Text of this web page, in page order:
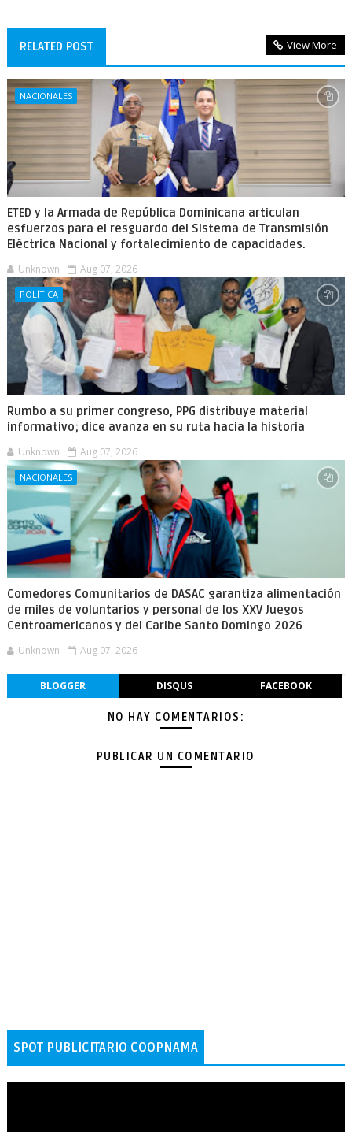
RELATED POST View More
NACIONALES
ETED y la Armada de República Dominicana articulan
esfuerzos para el resguardo del Sistema de Transmisión
Eléctrica Nacional y fortalecimiento de capacidades.
Unknown Aug 07, 2026
POLÍTICA
Rumbo a su primer congreso, PPG distribuye material
informativo; dice avanza en su ruta hacia la historia
Unknown Aug 07, 2026
NACIONALES
Comedores Comunitarios de DASAC garantiza alimentación
de miles de voluntarios y personal de los XXV Juegos
Centroamericanos y del Caribe Santo Domingo 2026
Unknown Aug 07, 2026
BLOGGER DISQUS FACEBOOK
NO HAY COMENTARIOS:
PUBLICAR UN COMENTARIO
SPOT PUBLICITARIO COOPNAMA